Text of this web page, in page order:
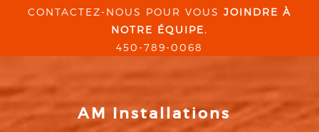
CONTACTEZ-NOUS POUR VOUS JOINDRE À
NOTRE ÉQUIPE.
450-789-0068
AM Installations